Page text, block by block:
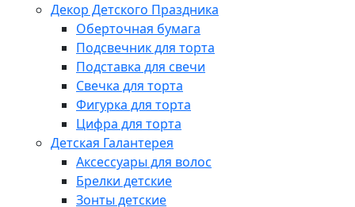
Декор Детского Праздника
Оберточная бумага
Подсвечник для торта
Подставка для свечи
Свечка для торта
Фигурка для торта
Цифра для торта
Детская Галантерея
Аксессуары для волос
Брелки детские
Зонты детские